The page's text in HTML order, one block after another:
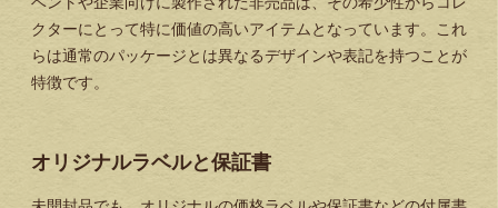
クターにとって特に価値の高いアイテムとなっています。これ
らは通常のパッケージとは異なるデザインや表記を持つことが
特徴です。
オリジナルラベルと保証書